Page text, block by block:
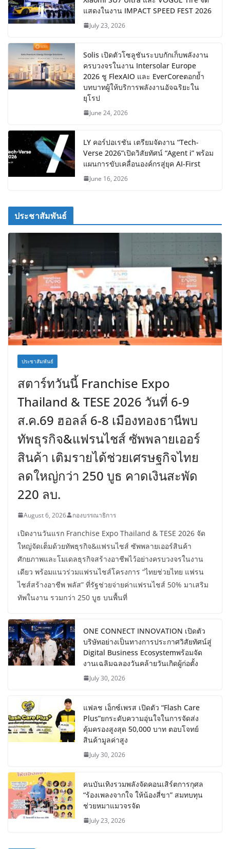
แสดงในงาน IMPACT SPEED FEST 2026
July 23, 2026
Solis เปิดตัวโซลูชันระบบกักเก็บพลังงาน
ครบวงจรในงาน Intersolar Europe
2026 ชู FlexAIO และ EverCoreตอกย้ำ
บทบาทผู้ให้บริการพลังงานอัจฉริยะใน
ยุโรป
June 24, 2026
LY คอร์ปอเรชัน เตรียมจัดงาน “Tech-
Verse 2026”เปิดวิสัยทัศน์ “Agent i” พร้อม
แผนการขับเคลื่อนองค์กรสู่ยุค AI-First
June 16, 2026
ประชาสัมพันธ์
ประชาสัมพันธ์
สตาร์ทวันนี้ Franchise Expo
Thailand & TESE 2026 วันที่ 6-9
ส.ค.69 ฮอลล์ 6-8 เมืองทองธานีพบ
ทัพธุรกิจ&แฟรนไชส์ ซัพพลายเออร์
สินค้า เติมรายได้ช่วยเศรษฐกิจไทย
ลดใหญ่กว่า 250 บูธ คาดเงินสะพัด
220 ลบ.
August 6, 2026 กองบรรณาธิการ
เปิดงานวันแรก Franchise Expo Thailand & TESE 2026 จัด
ใหญ่จัดเต็มด้วยทัพธุรกิจ&แฟรนไชส์ ซัพพลายเออร์สินค้า
ศักยภาพและโมเดลธุรกิจสร้างอาชีพไว้อย่างครบวงจรในงาน
เดียว พร้อมแนวร่วมแฟรนไชส์โครงการ “ไทยช่วยไทย แฟรน
ไชส์สร้างอาชีพ พลัส” ที่รัฐช่วยจ่ายค่าแฟรนไชส์ 50% มาเสริม
ทัพในงาน รวมกว่า 250 บูธ บนพื้นที่
ONE CONNECT INNOVATION เปิดตัว
บริษัทอย่างเป็นทางการประกาศวิสัยทัศน์สู่
Digital Business Ecosystemพร้อมจัด
งานเฉลิมฉลองวันคล้ายวันเกิดผู้ก่อตั้ง
July 30, 2026
แฟลช เอ็กซ์เพรส เปิดตัว “Flash Care
Plus”ยกระดับความอุ่นใจในการจัดส่ง
คุ้มครองสูงสุด 50,000 บาท ตอบโจทย์
สินค้ามูลค่าสูง
July 30, 2026
คนบันเทิงรวมพลังจัดคอนเสิร์ตการกุศล
“ร้องเพลงจากใจ ให้น้องสี่ขา” สมทบทุน
ช่วยหมาแมวจรจัด
July 23, 2026